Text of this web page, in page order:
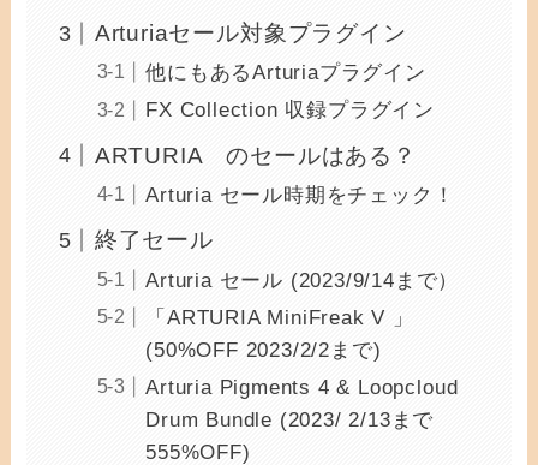
Arturiaセール対象プラグイン
他にもあるArturiaプラグイン
FX Collection 収録プラグイン
ARTURIA のセールはある？
Arturia セール時期をチェック！
終了セール
Arturia セール (2023/9/14まで）
「ARTURIA MiniFreak V 」
(50%OFF 2023/2/2まで)
Arturia Pigments 4 & Loopcloud
Drum Bundle (2023/ 2/13まで
555%OFF)